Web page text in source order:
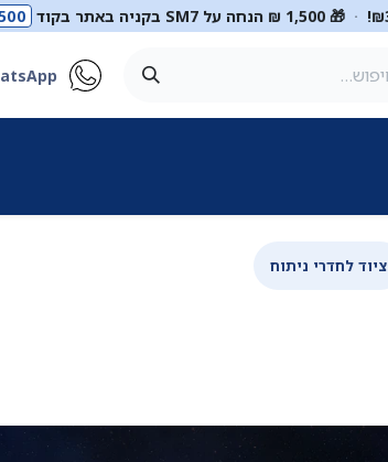
· 🎁 1,500 ₪ הנחה על SM7 בקניה באתר בקוד
ציוד לחדרי ניתוח